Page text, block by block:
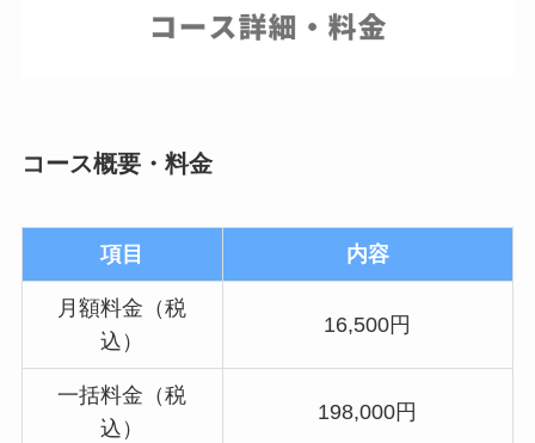
コース概要・料金
項目 内容
月額料金（税
込）
16,500円
一括料金（税
込）
198,000円